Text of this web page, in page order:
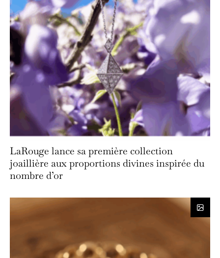
LaRouge lance sa première collection
joaillière aux proportions divines inspirée du
nombre d’or